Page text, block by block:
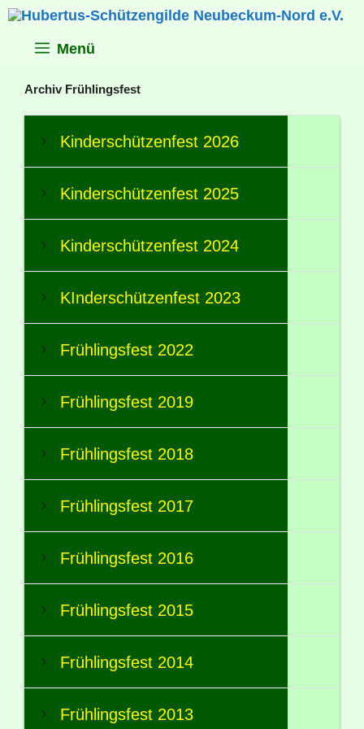
Zum
Inhalt
Menü
Archiv Frühlingsfest
Kinderschützenfest 2026
Kinderschützenfest 2025
Kinderschützenfest 2024
KInderschützenfest 2023
Frühlingsfest 2022
Frühlingsfest 2019
Frühlingsfest 2018
Frühlingsfest 2017
Frühlingsfest 2016
Frühlingsfest 2015
Frühlingsfest 2014
Frühlingsfest 2013